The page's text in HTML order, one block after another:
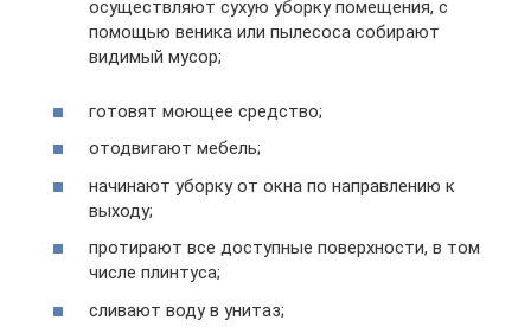
осуществляют сухую уборку помещения, с
помощью веника или пылесоса собирают
видимый мусор;
готовят моющее средство;
отодвигают мебель;
начинают уборку от окна по направлению к
выходу;
протирают все доступные поверхности, в том
числе плинтуса;
сливают воду в унитаз;